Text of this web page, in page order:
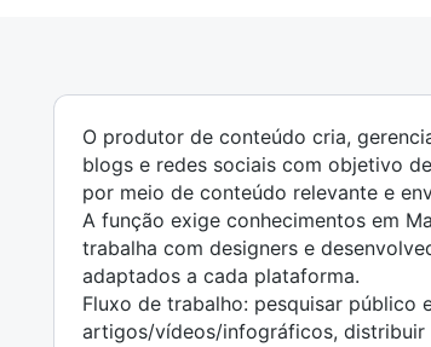
O produtor de conteúdo cria,
blogs e redes sociais com objetivo
por meio de conteúdo relevante e
A função exige conhecimentos em
trabalha com designers e
adaptados a cada plataforma.
Fluxo de trabalho: pesquisar público
artigos/vídeos/infográficos, distribuir